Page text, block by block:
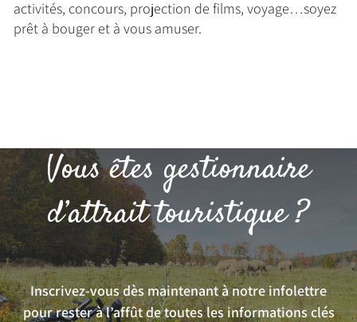
activités, concours, projection de films, voyage…soyez
prêt à bouger et à vous amuser.
Vous êtes gestionnaire
d’attrait touristique ?
Inscrivez-vous dès maintenant à notre infolettre
pour rester à l’affût de toutes les informations clés